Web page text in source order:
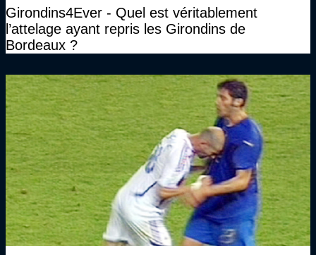
Girondins4Ever - Quel est véritablement
l’attelage ayant repris les Girondins de
Bordeaux ?